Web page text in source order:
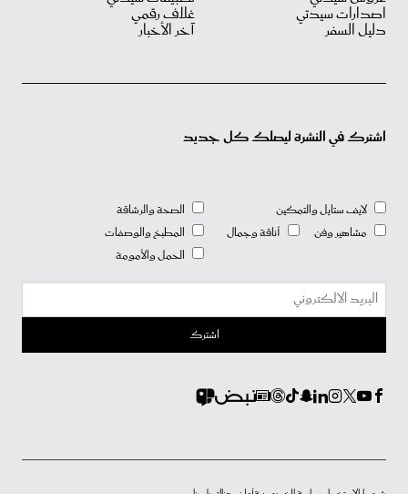
اصدارات سيدتي
دليل السفر
غلاف رقمي
آخر الأخبار
اشترك في النشرة ليصلك كل جديد
لايف ستايل والتمكين
مشاهير وفن
أناقة وجمال
الصحة والرشاقة
المطبخ والوصفات
الحمل والأمومة